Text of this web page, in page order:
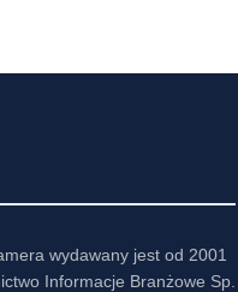
wydawany jest od 2001
Informacje Branżowe Sp.